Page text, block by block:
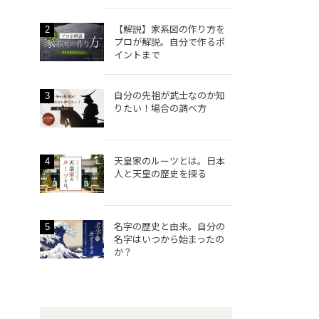
2
【解説】家系図の作り方を
プロが解説。自分で作るポ
イントまで
3
自分の先祖が武士なのか知
りたい！場合の調べ方
4
天皇家のルーツとは。日本
人と天皇の歴史を探る
5
名字の歴史と由来。自分の
名字はいつから始まったの
か？